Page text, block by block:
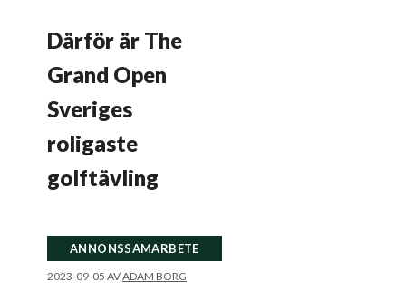
Därför är The
Grand Open
Sveriges
roligaste
golftävling
ANNONSSAMARBETE
2023-09-05 AVADAM BORG